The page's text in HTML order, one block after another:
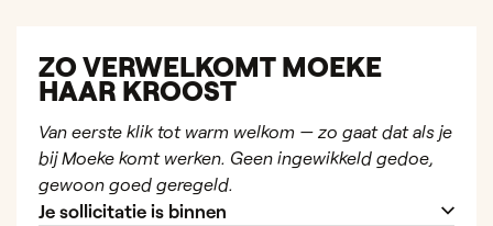
ZO VERWELKOMT MOEKE
HAAR KROOST
Van eerste klik tot warm welkom — zo gaat dat als je
bij Moeke komt werken. Geen ingewikkeld gedoe,
gewoon goed geregeld.
Je sollicitatie is binnen